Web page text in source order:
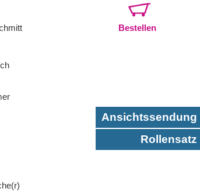
Bestellen
Ansichtssendung